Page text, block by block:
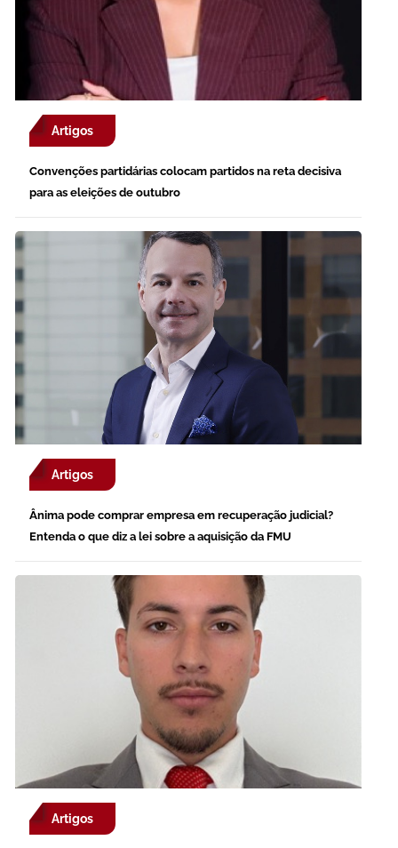
Artigos
Convenções partidárias colocam partidos na reta decisiva
para as eleições de outubro
Artigos
Ânima pode comprar empresa em recuperação judicial?
Entenda o que diz a lei sobre a aquisição da FMU
Artigos